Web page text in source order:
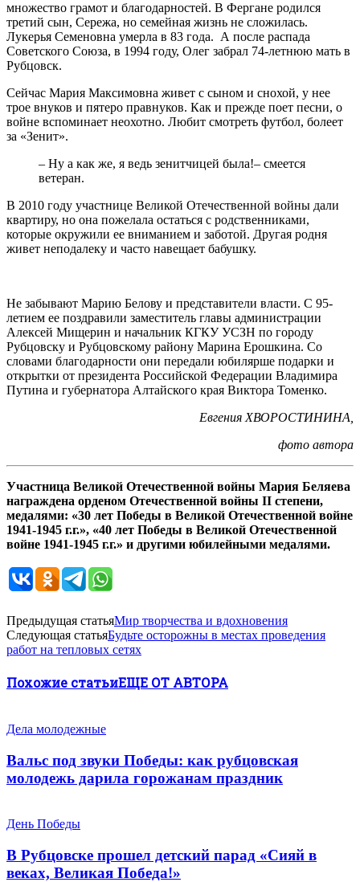
множество грамот и благодарностей. В Фергане родился
третий сын, Сережа, но семейная жизнь не сложилась.
Лукерья Семеновна умерла в 83 года. А после распада
Советского Союза, в 1994 году, Олег забрал 74-летнюю мать в
Рубцовск.
Сейчас Мария Максимовна живет с сыном и снохой, у нее
трое внуков и пятеро правнуков. Как и прежде поет песни, о
войне вспоминает неохотно. Любит смотреть футбол, болеет
за «Зенит».
– Ну а как же, я ведь зенитчицей была!– смеется
ветеран.
В 2010 году участнице Великой Отечественной войны дали
квартиру, но она пожелала остаться с родственниками,
которые окружили ее вниманием и заботой. Другая родня
живет неподалеку и часто навещает бабушку.
Не забывают Марию Белову и представители власти. С 95-
летием ее поздравили заместитель главы администрации
Алексей Мищерин и начальник КГКУ УСЗН по городу
Рубцовску и Рубцовскому району Марина Ерошкина. Со
словами благодарности они передали юбилярше подарки и
открытки от президента Российской Федерации Владимира
Путина и губернатора Алтайского края Виктора Томенко.
Евгения ХВОРОСТИНИНА,
фото автора
Участница Великой Отечественной войны Мария Беляева
награждена орденом Отечественной войны II степени,
медалями: «30 лет Победы в Великой Отечественной войне
1941-1945 г.г.», «40 лет Победы в Великой Отечественной
войне 1941-1945 г.г.» и другими юбилейными медалями.
Предыдущая статьяМир творчества и вдохновения
Следующая статьяБудьте осторожны в местах проведения
работ на тепловых сетях
Похожие статьиЕЩЕ ОТ АВТОРА
Дела молодежные
Вальс под звуки Победы: как рубцовская
молодежь дарила горожанам праздник
День Победы
В Рубцовске прошел детский парад «Сияй в
веках, Великая Победа!»